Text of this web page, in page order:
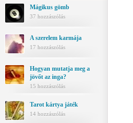
Mágikus gömb
37 hozzászólás
A szerelem karmája
17 hozzászólás
Hogyan mutatja meg a
jövőt az inga?
15 hozzászólás
Tarot kártya játék
14 hozzászólás